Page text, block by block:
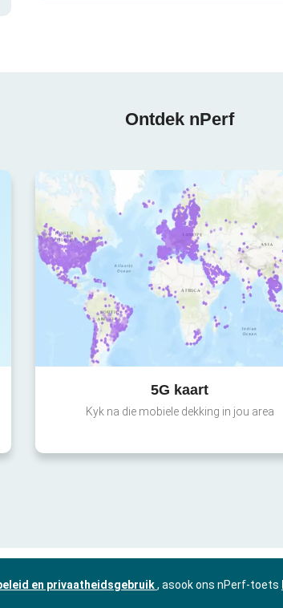
Ontdek nPerf
5G kaart
Kyk na die mobiele dekking in jou area
en privaatheidsgebruik, asook ons nPerf-toets